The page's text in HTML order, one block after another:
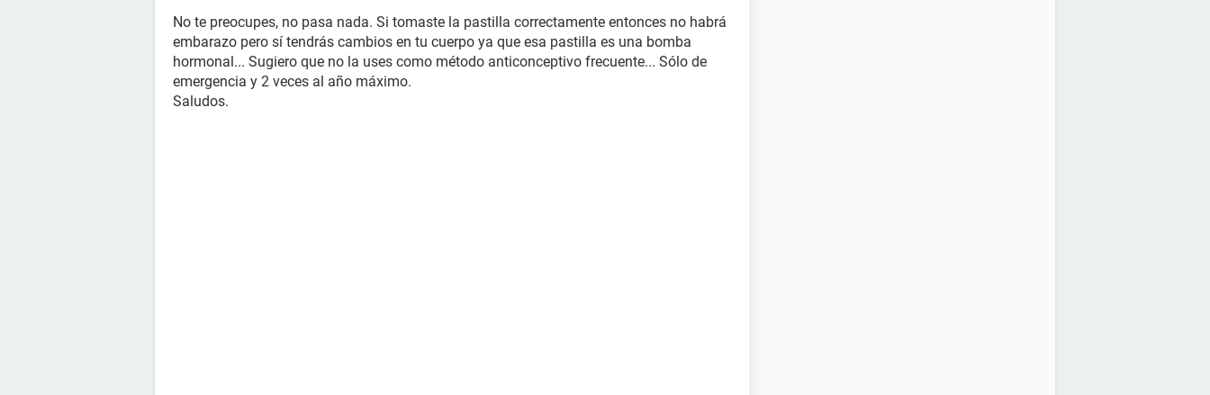
No te preocupes, no pasa nada. Si tomaste la pastilla correctamente entonces no habrá
embarazo pero sí tendrás cambios en tu cuerpo ya que esa pastilla es una bomba
hormonal... Sugiero que no la uses como método anticonceptivo frecuente... Sólo de
emergencia y 2 veces al año máximo.
Saludos.